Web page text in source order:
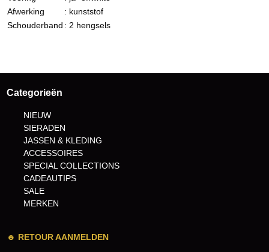
Afwerking
: kunststof
Schouderband : 2 hengsels
Categorieën
NIEUW
SIERADEN
JASSEN & KLEDING
ACCESSOIRES
SPECIAL COLLECTIONS
CADEAUTIPS
SALE
MERKEN
☻ RETOUR AANMELDEN